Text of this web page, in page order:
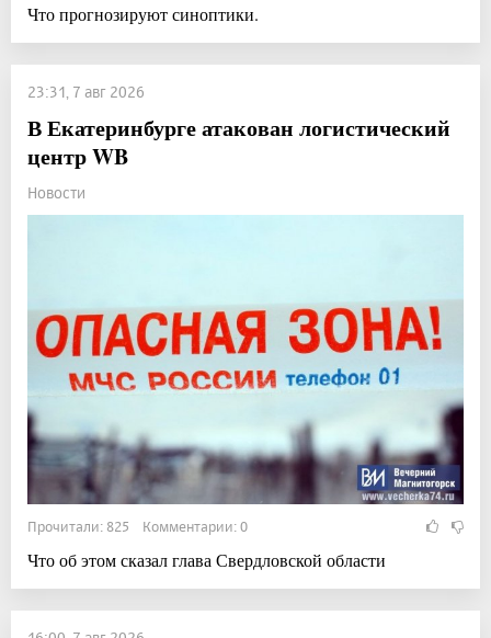
Что прогнозируют синоптики.
23:31, 7 авг 2026
В Екатеринбурге атакован логистический
центр WB
Новости
Прочитали: 825 Комментарии: 0
Что об этом сказал глава Свердловской области